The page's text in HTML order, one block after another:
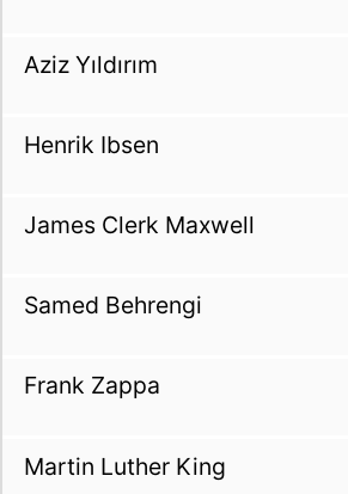
Aziz Yıldırım
Henrik Ibsen
James Clerk Maxwell
Samed Behrengi
Frank Zappa
Martin Luther King